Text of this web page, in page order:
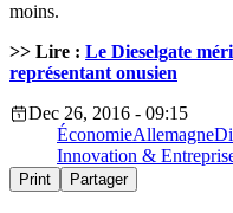
moins.
>> Lire : Le Dieselgate
représentant onusien
Dec 26, 2016 - 09:15
ÉconomieAllemagne
Innovation &
Print Partager